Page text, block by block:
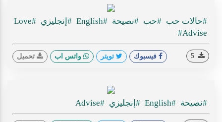
#حالات حب #حب #نصيحة #English #إنجليزي #Love
#Advise
فيسبوك تويتر واتس اب تحميل
#نصيحة #English #إنجليزي #Advise